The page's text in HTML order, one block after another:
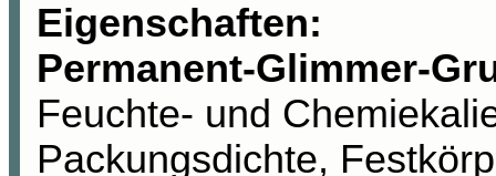
Eigenschaften:
Permanent-Glimmer-
Feuchte- und
Packungsdichte,